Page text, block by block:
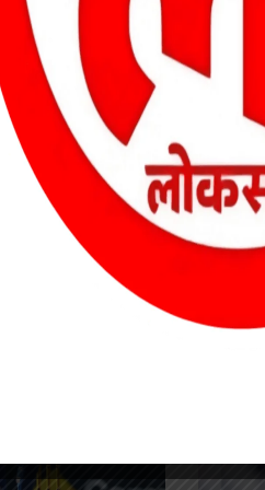
अंतर्राष्ट्रीय क्रिकेट बेहद यादगार
537 विकेट, 116 वनडे में 156
6 शतक और 14 अर्धशतक की मदद से
दुर्गवासियों को बड़ी सौगात –